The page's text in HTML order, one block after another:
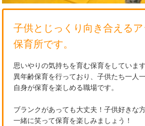
子供とじっくり向き合える
保育所です。
思いやりの気持ちを育む保育をしています
異年齢保育を行っており、子供たち一人
自身が保育を楽しめる職場です。
ブランクがあっても大丈夫！子供好きな
一緒に笑って保育を楽しみましょう！